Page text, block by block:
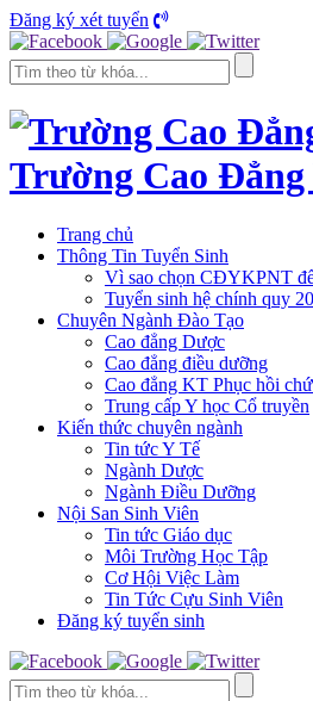
Đăng ký xét tuyển
Trường Cao Đẳng
Trang chủ
Thông Tin Tuyển Sinh
Vì sao chọn CĐYKPNT
Tuyển sinh hệ chính quy
Chuyên Ngành Đào Tạo
Cao đẳng Dược
Cao đẳng điều dưỡng
Cao đẳng KT Phục hồi
Trung cấp Y học Cổ truyền
Kiến thức chuyên ngành
Tin tức Y Tế
Ngành Dược
Ngành Điều Dưỡng
Nội San Sinh Viên
Tin tức Giáo dục
Môi Trường Học Tập
Cơ Hội Việc Làm
Tin Tức Cựu Sinh Viên
Đăng ký tuyển sinh